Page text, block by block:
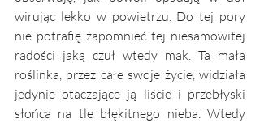
wirując lekko w powietrzu. Do tej pory
nie potrafię zapomnieć tej niesamowitej
radości jaką czuł wtedy mak. Ta mała
roślinka, przez całe swoje życie, widziała
jedynie otaczające ją liście i przebłyski
słońca na tle błękitnego nieba. Wtedy